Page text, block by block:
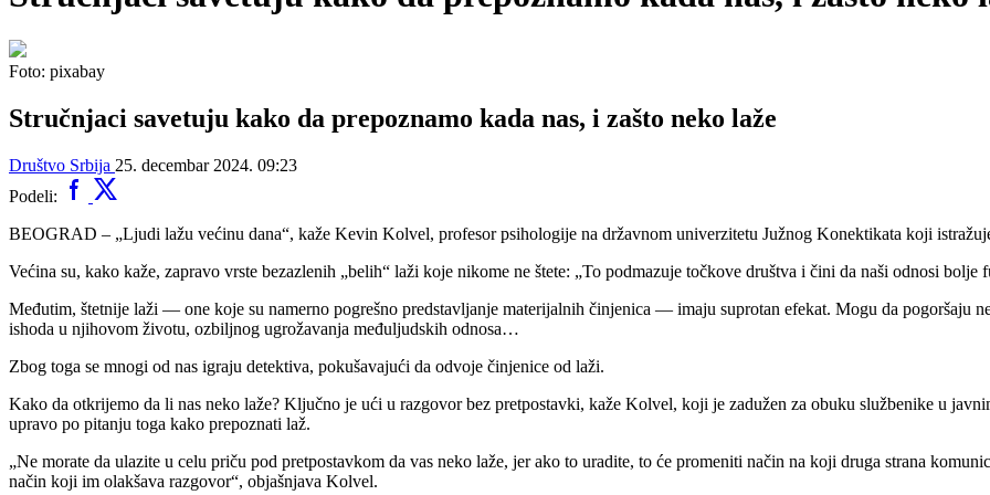
Foto: pixabay
Stručnjaci savetuju kako da prepoznamo kada nas, i zašto neko laže
Društvo Srbija 25. decembar 2024. 09:23
Podeli:
BEOGRAD – „Ljudi lažu većinu dana“, kaže Kevin Kolvel, profesor psihologije na državnom univerzitetu Južnog Konektikata koji
Većina su, kako kaže, zapravo vrste bezazlenih „belih“ laži koje nikome ne štete: „To podmazuje točkove društva i čini da naši odnosi bolje
Međutim, štetnije laži — one koje su namerno pogrešno predstavljanje materijalnih činjenica — imaju suprotan efekat. Mogu da pogoršaju
ishoda u njihovom životu, ozbiljnog ugrožavanja međuljudskih odnosa…
Zbog toga se mnogi od nas igraju detektiva, pokušavajući da odvoje činjenice od laži.
Kako da otkrijemo da li nas neko laže? Ključno je ući u razgovor bez pretpostavki, kaže Kolvel, koji je zadužen za obuku službenike u
upravo po pitanju toga kako prepoznati laž.
„Ne morate da ulazite u celu priču pod pretpostavkom da vas neko laže, jer ako to uradite, to će promeniti način na koji druga strana
način koji im olakšava razgovor“, objašnjava Kolvel.